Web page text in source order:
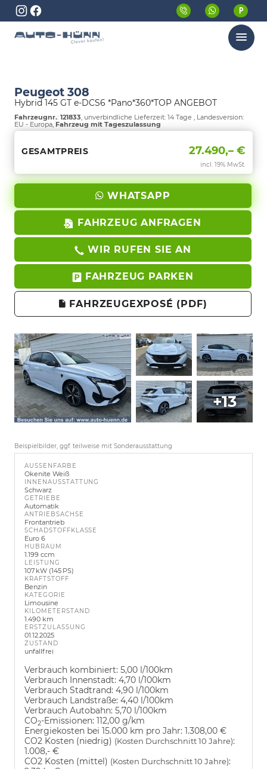
Menü
Peugeot 308
Hybrid 145 GT e-DCS6 *Pano*360*TOP ANGEBOT
Fahrzeugnr.: 121833, unverbindliche Lieferzeit: 14 Tage , Landesversion:
EU - Europa, Fahrzeug mit Tageszulassung
GESAMTPREIS 27.490,– €
incl. 19% MwSt.
WHATSAPP
FAHRZEUG ANFRAGEN
WIR RUFEN SIE AN
FAHRZEUG PARKEN
FAHRZEUGEXPOSÉ (PDF)
+13
Beispielbilder, ggf. teilweise mit Sonderausstattung
AUSSENFARBE
Okenite Weiß
INNENAUSSTATTUNG
Schwarz
GETRIEBE
Automatik
ANTRIEBSACHSE
Frontantrieb
SCHADSTOFFKLASSE
Euro 6
HUBRAUM
1.199 ccm
LEISTUNG
107 kW (145 PS)
KRAFTSTOFF
Benzin
KATEGORIE
Limousine
KILOMETERSTAND
1.490 km
ERSTZULASSUNG
01.12.2025
ZUSTAND
unfallfrei
Verbrauch kombiniert: 5,00 l/100km
Verbrauch Innenstadt: 4,70 l/100km
Verbrauch Stadtrand: 4,90 l/100km
Verbrauch Landstraße: 4,40 l/100km
Verbrauch Autobahn: 5,70 l/100km
CO2-Emissionen: 112,00 g/km
Energiekosten bei 15.000 km pro Jahr: 1.308,00 €
CO2 Kosten (niedrig) (Kosten Durchschnitt 10 Jahre):
1.008,- €
CO2 Kosten (mittel) (Kosten Durchschnitt 10 Jahre):